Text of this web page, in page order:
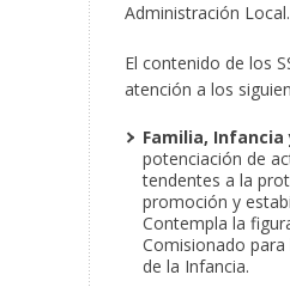
Administración Local.
El contenido de los
atención a los
Familia, Infancia
potenciación de
tendentes a la
promoción y
Contempla la
Comisionado
de la Infancia.